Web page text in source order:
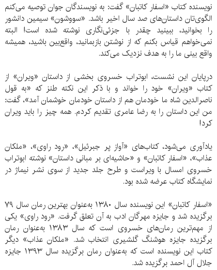
نویسنده کتاب «اسفار کاتبان» گفت: به نویسندگان جوان توصیه می‌کنم
الگوی‌تان داستان‌های صد سال اخیر باشد. «سووشون» سیمین دانشور
را بخوانید، ببینید چقدر با جزئی‌نگاری نوشته شده است! البته
نمی‌خواهم قیاس بکنم که از نوشتن بازبمانید، واقع‌بین باشید، همیشه
واقع بینی ما را به هدف نزدیک می‌کند.
درپایان این نشست، ابوتراب خسروی بخشی از داستان «ویران» از
کتاب «ویران» خود را خواند و با ذکر این نکته طنز که «به قول
ناصرالدین شاه ما خودمان هم از داستان خودمان خوشمان آمد»، گفت:
من این داستان را به رضا عامری تقدیم کردم. همه چیز را باید ویران
کرد!
یادآوری می‌شود، کتاب‌های «آواز پر جبرئیل»، «رود راوی»، «ملکان
عذاب»، «اسفار کاتبان» و «حاشیه‌ای بر مبانی داستان» نوشته ابوتراب
خسروی امسال با ویراست و طرح جلد جدید از سوی نشر نیماژ در
نمایشگاه کتاب عرضه شده بود.
«اسفار کاتبان» این نویسنده سال ۱۳۸۰ به‌عنوان بهترین رمان سال ۷۹
برگزیده شد و جایزه‌ مهرگان ادب به آن تعلق گرفت. «رود راوی» یکی
از مهم‌ترین رمان‌های خسروی‌ است که سال ۱۳۸۳ به‌عنوان رمان
برگزیده‌ جایزه‌ هوشنگ گلشیری انتخاب شد. «ملکان عذاب» دیگر
کتاب این نویسنده است که به‌عنوان رمان برگزیده‌ سال ۱۳۹۳ جایزه‌
جلال آل احمد برگزیده شد.